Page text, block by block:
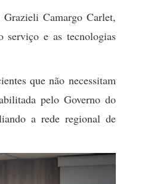
Camargo Carlet,
serviço e as tecnologias
que não necessitam
pelo Governo do
a rede regional de